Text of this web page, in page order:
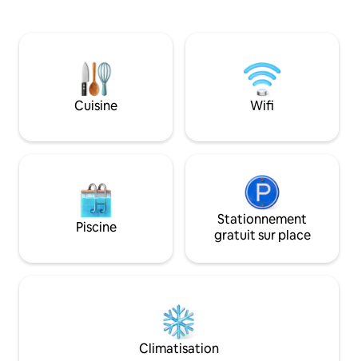
pour manger, utilisation de la machine à
laver. Une terrasse commune entourée
de plantes avec des fauteuils, une table
et des chaises et un beau jardin.
vagues,
mer et explorez
stations
avec chaleur et
Cuisine Wifi
Piscine
Stationnement
gratuit sur place
Climatisation